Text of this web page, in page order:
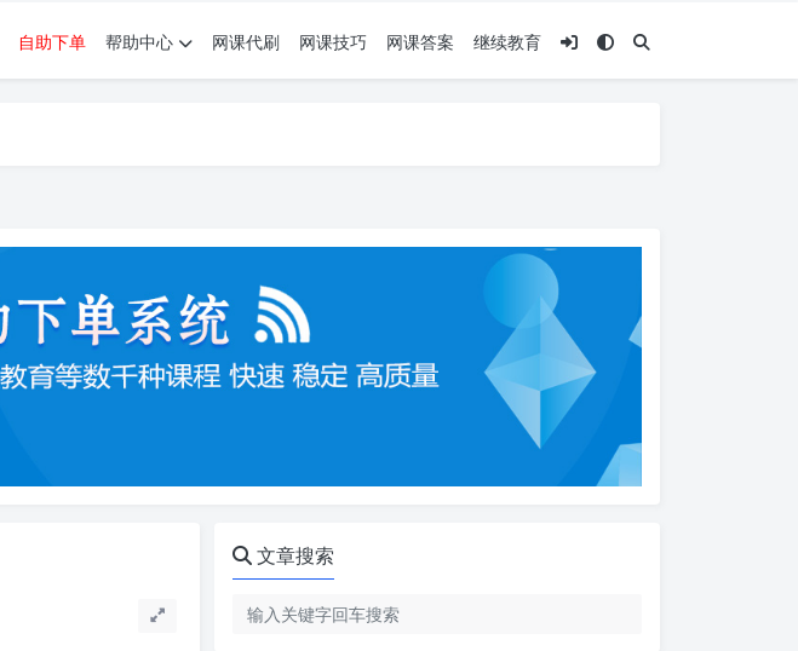
自助下单 帮助中心 网课代刷 网课技巧 网课答案 继续教育
文章搜索